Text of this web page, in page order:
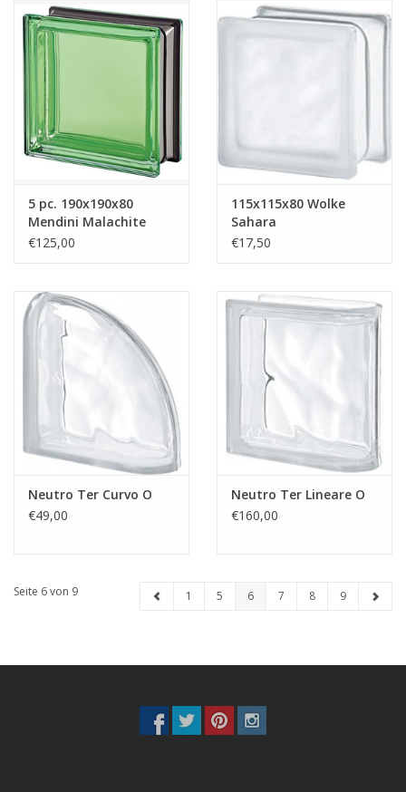
5 pc. 190x190x80
Mendini Malachite
€125,00
115x115x80 Wolke
Sahara
€17,50
Neutro Ter Curvo O
€49,00
Neutro Ter Lineare O
€160,00
Seite 6 von 9 1 5 6 7 8 9